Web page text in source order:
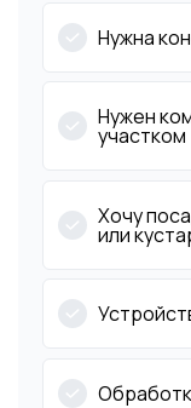
Нужна
Нужен
участком
Хочу
или